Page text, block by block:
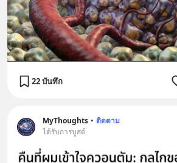
22 บันทึก
MyThoughts • ติดตาม
ได้รับการบูสต์